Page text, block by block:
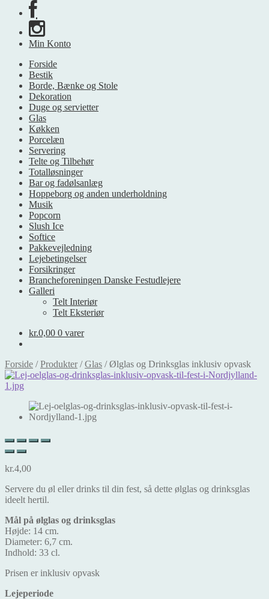
Min Konto
Forside
Bestik
Borde, Bænke og Stole
Dekoration
Duge og servietter
Glas
Køkken
Porcelæn
Servering
Telte og Tilbehør
Totalløsninger
Bar og fadølsanlæg
Hoppeborg og anden underholdning
Musik
Popcorn
Slush Ice
Softice
Pakkevejledning
Lejebetingelser
Forsikringer
Brancheforeningen Danske Festudlejere
Galleri
Telt Interiør
Telt Eksteriør
kr.0,00 0 varer
Forside /Produkter /Glas /Ølglas og Drinksglas inklusiv opvask
kr.4,00
Servere du øl eller drinks til din fest, så dette ølglas og drinksglas
ideelt hertil.
Mål på ølglas og drinksglas
Højde: 14 cm.
Diameter: 6,7 cm.
Indhold: 33 cl.
Prisen er inklusiv opvask
Lejeperiode